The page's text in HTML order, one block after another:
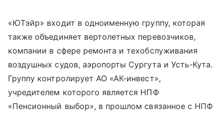
«ЮТэйр» входит в одноименную группу, которая
также объединяет вертолетных перевозчиков,
компании в сфере ремонта и техобслуживания
воздушных судов, аэропорты Сургута и Усть-Кута.
Группу контролирует АО «АК-инвест»,
учредителем которого является НПФ
«Пенсионный выбор», в прошлом связанное с НПФ